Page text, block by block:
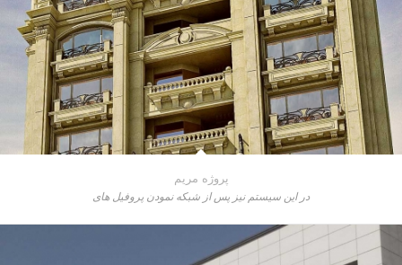
پروژه مریم
در این سیستم نیز پس از شبکه نمودن پروفیل های